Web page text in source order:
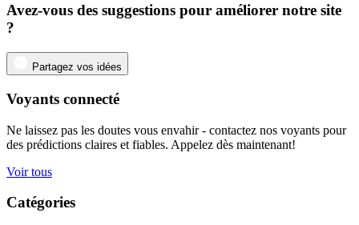
Avez-vous des suggestions pour améliorer notre site
?
Partagez vos idées
Voyants connecté
Ne laissez pas les doutes vous envahir - contactez nos voyants pour
des prédictions claires et fiables. Appelez dès maintenant!
Voir tous
Catégories